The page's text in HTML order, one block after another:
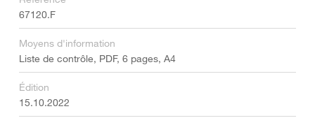
67120.F
Moyens d'information
Liste de contrôle, PDF, 6 pages, A4
Édition
15.10.2022